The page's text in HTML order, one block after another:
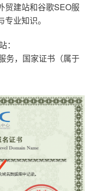
贸建站和谷歌SEO服
业知识。
务，国家证书（属于